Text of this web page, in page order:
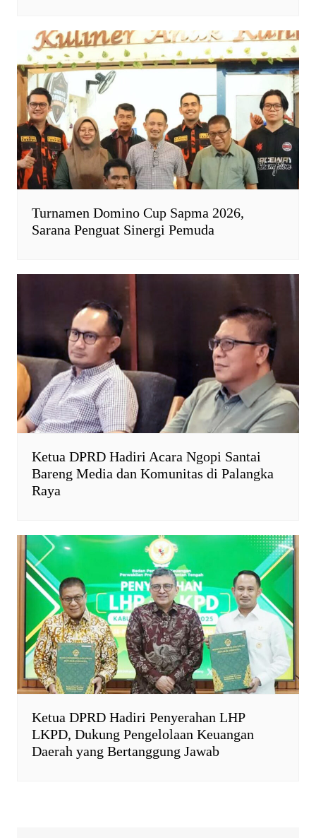
Turnamen Domino Cup Sapma 2026,
Sarana Penguat Sinergi Pemuda
Ketua DPRD Hadiri Acara Ngopi Santai
Bareng Media dan Komunitas di Palangka
Raya
Ketua DPRD Hadiri Penyerahan LHP
LKPD, Dukung Pengelolaan Keuangan
Daerah yang Bertanggung Jawab